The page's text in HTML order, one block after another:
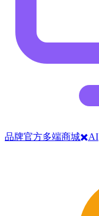
品牌官方多端商城✖️AI